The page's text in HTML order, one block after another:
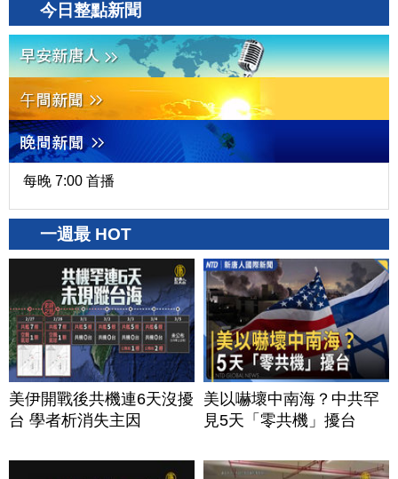
今日整點新聞
每晚 7:00 首播
一週最 HOT
美伊開戰後共機連6天沒擾
台 學者析消失主因
美以嚇壞中南海？中共罕
見5天「零共機」擾台